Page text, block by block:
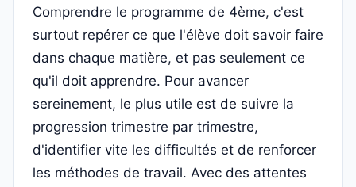
Comprendre le programme de 4ème, c'est
surtout repérer ce que l'élève doit savoir faire
dans chaque matière, et pas seulement ce
qu'il doit apprendre. Pour avancer
sereinement, le plus utile est de suivre la
progression trimestre par trimestre,
d'identifier vite les difficultés et de renforcer
les méthodes de travail. Avec des attentes